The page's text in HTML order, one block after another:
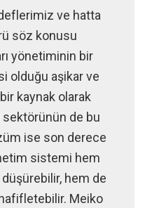
ve hatta
söz konusu
yönetiminin bir
olduğu aşikar ve
bir kaynak olarak
de bu
ise son derece
sistemi hem
hem de
Meiko